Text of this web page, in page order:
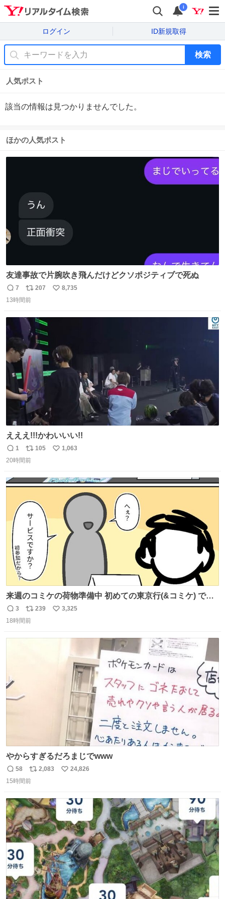
i
ログイン ID新規取得
検索
人気ポスト
該当の情報は見つかりませんでした。
ほかの人気ポスト
友達事故で片腕吹き飛んだけどクソポジティブで死ぬ
返
信
7
リ
ポ
ト
数
207
い
8,735
13時間前
えええ!!!かわいいい!!
返
信
1
リ
ポ
ト
105
い
数
1,063
20時間前
来週のコミケの荷物準備中 初めての東京行(&コミケ) です
#C108
返
信
3
リ
ポ
239
い
3,325
18時間前
やからすぎるだろまじでwww
返
信
58
リ
ポ
ト
数
2,083
い
数
24,826
15時間前